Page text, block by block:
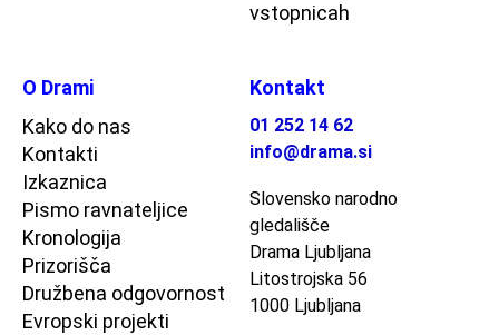
vstopnicah
O Drami
Kako do nas
Kontakti
Izkaznica
Pismo ravnateljice
Kronologija
Prizorišča
Družbena odgovornost
Evropski projekti
Kontakt
01 252 14 62
info@drama.si
Slovensko narodno
gledališče
Drama Ljubljana
Litostrojska 56
1000 Ljubljana